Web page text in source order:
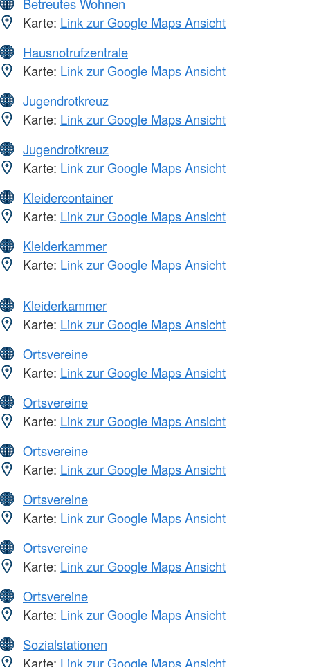
Betreutes Wohnen
Karte: Link zur Google Maps Ansicht
Hausnotrufzentrale
Karte: Link zur Google Maps Ansicht
Jugendrotkreuz
Karte: Link zur Google Maps Ansicht
Jugendrotkreuz
Karte: Link zur Google Maps Ansicht
Kleidercontainer
Karte: Link zur Google Maps Ansicht
Kleiderkammer
Karte: Link zur Google Maps Ansicht
Kleiderkammer
Karte: Link zur Google Maps Ansicht
Ortsvereine
Karte: Link zur Google Maps Ansicht
Ortsvereine
Karte: Link zur Google Maps Ansicht
Ortsvereine
Karte: Link zur Google Maps Ansicht
Ortsvereine
Karte: Link zur Google Maps Ansicht
Ortsvereine
Karte: Link zur Google Maps Ansicht
Ortsvereine
Karte: Link zur Google Maps Ansicht
Sozialstationen
Karte: Link zur Google Maps Ansicht